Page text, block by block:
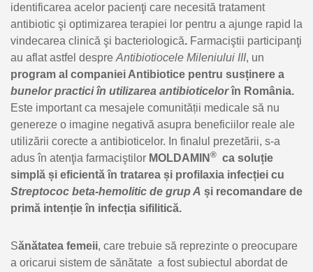
identificarea acelor pacienţi care necesită tratament
antibiotic şi optimizarea terapiei lor pentru a ajunge rapid la
vindecarea clinică şi bacteriologică. Farmaciştii participanţi
au aflat astfel despre Antibiotiocele Mileniului III, un
program al companiei Antibiotice pentru susținere a
bunelor practici în utilizarea antibioticelorîn România.
Este important ca mesajele comunității medicale să nu
genereze o imagine negativă asupra beneficiilor reale ale
utilizării corecte a antibioticelor. In finalul prezetării, s-a
adus în atenţia farmaciştilor MOLDAMIN ® ca soluție
simplă și eficientă în tratarea și profilaxia infecției cu
Streptococ beta-hemolitic de grup A și recomandare de
primă intenție în infecția sifilitică.
Sănătatea femeii, care trebuie să reprezinte o preocupare
a oricarui sistem de sănătate a fost subiectul abordat de